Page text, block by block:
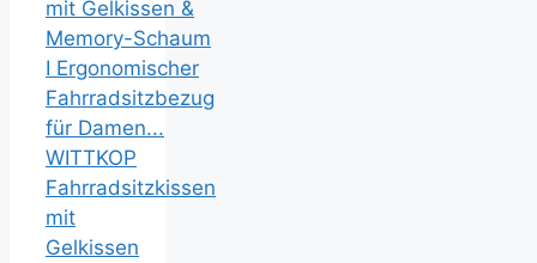
WITTKOP
Fahrradsitzkissen
mit
Gelkissen